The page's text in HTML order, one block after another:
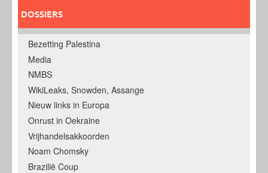
DOSSIERS
Bezetting Palestina
Media
NMBS
WikiLeaks, Snowden, Assange
Nieuw links in Europa
Onrust in Oekraine
Vrijhandelsakkoorden
Noam Chomsky
Brazilië Coup